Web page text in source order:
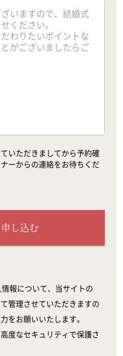
いただきましてから予約確
ーからの連絡をお待ちくだ
し込む
報について、当サイトの
管理させていただきますの
をお願いいたします。
度なセキュリティで保護さ